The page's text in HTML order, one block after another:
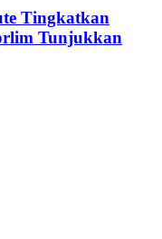
Tingkatkan
Tunjukkan